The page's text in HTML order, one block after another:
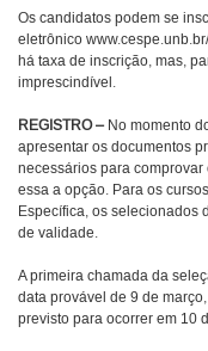
Os candidatos podem se
eletrônico
há taxa de inscrição, mas,
imprescindível.
REGISTRO –No momento
apresentar os documentos
necessários para
essa a opção. Para os
Específica, os selecionados
de validade.
A primeira chamada da
data provável de 9 de
previsto para ocorrer em 10